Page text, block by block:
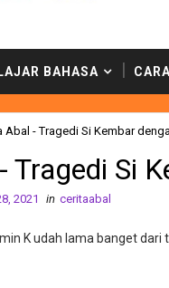
BAHASA
Abal - Tragedi Si Kembar
Tragedi Si
2021 in ceritaabal
K udah lama banget